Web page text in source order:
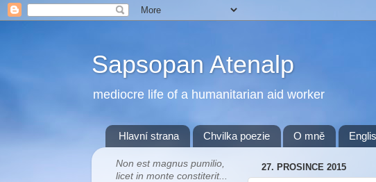
Sapsopan Atenalp
mediocre life of a humanitarian aid worker
Hlavní strana Chvilka poezie O mně
27. PROSINCE 2015
Non est magnus pumilio,
licet in monte constiterit...